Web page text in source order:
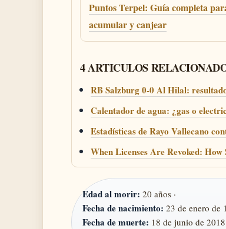
Puntos Terpel: Guía completa
acumular y canjear
4 ARTICULOS
RB Salzburg 0-0 Al Hilal:
Calentador de agua: ¿gas o
Estadísticas de Rayo Vallecano
When Licenses Are Revoked:
Edad al morir: 20 años ·
Fecha de nacimiento: 23 de enero de
Fecha de muerte: 18 de junio de 2018